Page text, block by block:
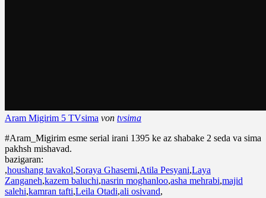
Aram Migirim 5 TVsima von tvsima
#Aram_Migirim esme serial irani 1395 ke az shabake 2 seda va sima
pakhsh mishavad.
bazigaran:
,houshang tavakol,Soraya Ghasemi,Atila Pesyani,Laya
Zanganeh,kazem baluchi,nasrin moghanloo,asha mehrabi,majid
salehi,kamran tafti,Leila Otadi,ali osivand,